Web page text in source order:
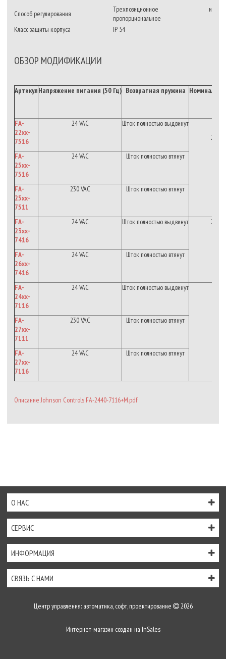
Способ регулирования Трехпозиционное
и
пропорциональное
Класс защиты корпуса
IP 54
ОБЗОР МОДИФИКАЦИИ
АртикулНапряжение питания (50 Гц) Возвратная пружина
FA-
22xx-
7516
24 VAC Шток полностью выдвинут
2.4
FA-
25xx-
7516
24 VAC Шток полностью втянут
FA-
25xx-
7511
230 VAC Шток полностью втянут
FA-
23xx-
7416
24 VAC Шток полностью выдвинут 2.2
FA-
26xx-
7416
24 VAC Шток полностью втянут
FA-
24xx-
7116
24 VAC Шток полностью выдвинут
FA-
27xx-
7111
230 VAC Шток полностью втянут
FA-
27xx-
7116
24 VAC Шток полностью втянут
Описание Johnson Controls FA-2440-7116+M.pdf
О НАС
СЕРВИС
ИНФОРМАЦИЯ
СВЯЗЬ С НАМИ
Центр управления: автоматика, софт, проектирование 2026
Интернет-магазин создан на InSales